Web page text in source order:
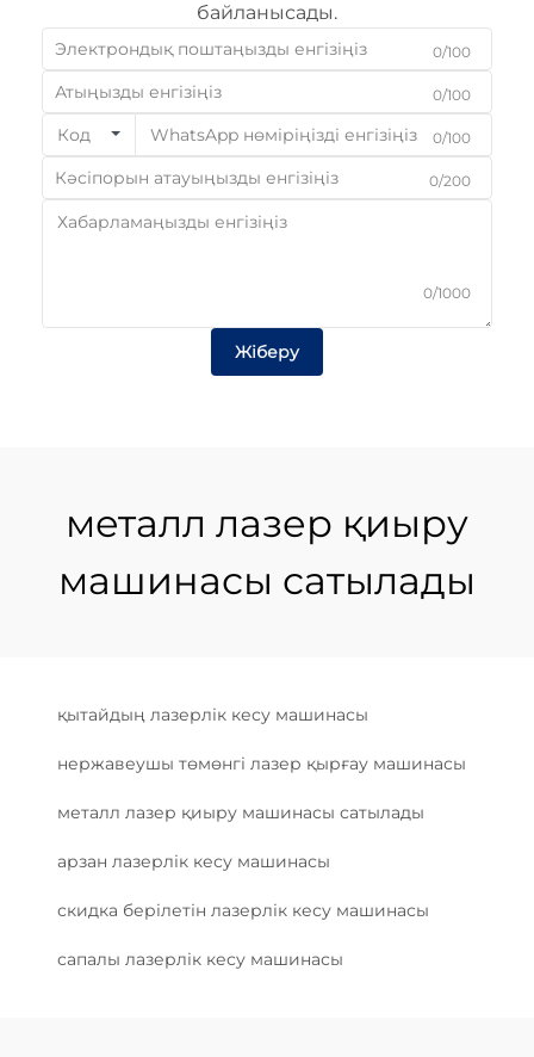
байланысады.
0/100
0/100
Код 0/100
0/200
0/1000
Жіберу
металл лазер қиыру
машинасы сатылады
қытайдың лазерлік кесу машинасы
нержавеушы төмөнгі лазер қырғау машинасы
металл лазер қиыру машинасы сатылады
арзан лазерлік кесу машинасы
скидка берілетін лазерлік кесу машинасы
сапалы лазерлік кесу машинасы